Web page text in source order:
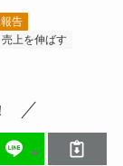
告
売上を伸ばす